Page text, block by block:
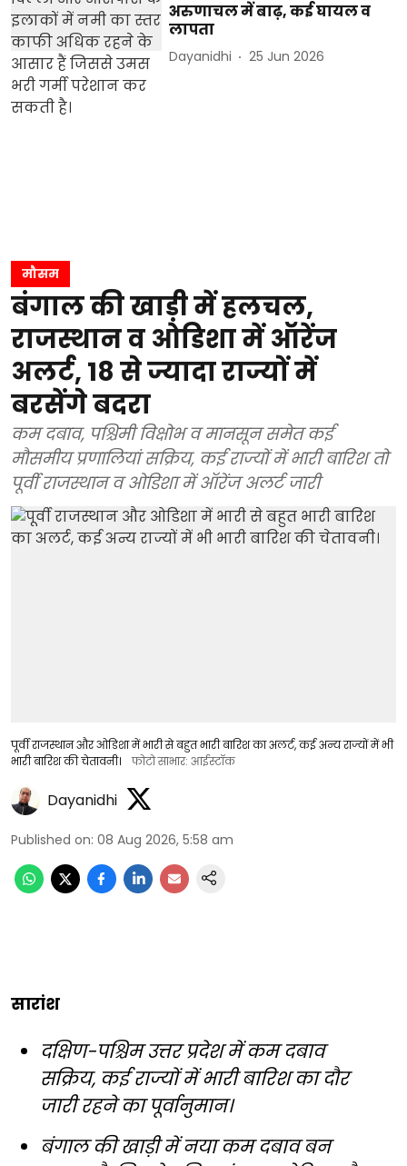
अरुणाचल में बाढ़, कई घायल व
लापता
Dayanidhi 25 Jun 2026
मौसम
बंगाल की खाड़ी में हलचल,
राजस्थान व ओडिशा में ऑरेंज
अलर्ट, 18 से ज्यादा राज्यों में
बरसेंगे बदरा
कम दबाव, पश्चिमी विक्षोभ व मानसून समेत कई
मौसमीय प्रणालियां सक्रिय, कई राज्यों में भारी बारिश तो
पूर्वी राजस्थान व ओडिशा में ऑरेंज अलर्ट जारी
पूर्वी राजस्थान और ओडिशा में भारी से बहुत भारी बारिश का अलर्ट, कई अन्य राज्यों में भी
भारी बारिश की चेतावनी।
फोटो साभार: आईस्टॉक
Dayanidhi
Published on: 08 Aug 2026, 5:58 am
सारांश
दक्षिण-पश्चिम उत्तर प्रदेश में कम दबाव
सक्रिय, कई राज्यों में भारी बारिश का दौर
जारी रहने का पूर्वानुमान।
बंगाल की खाड़ी में नया कम दबाव बन